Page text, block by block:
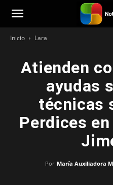
Noticias251
Inicio Lara
Atienden
ayudas
técnicas
Perdices
Por María Auxiliadora